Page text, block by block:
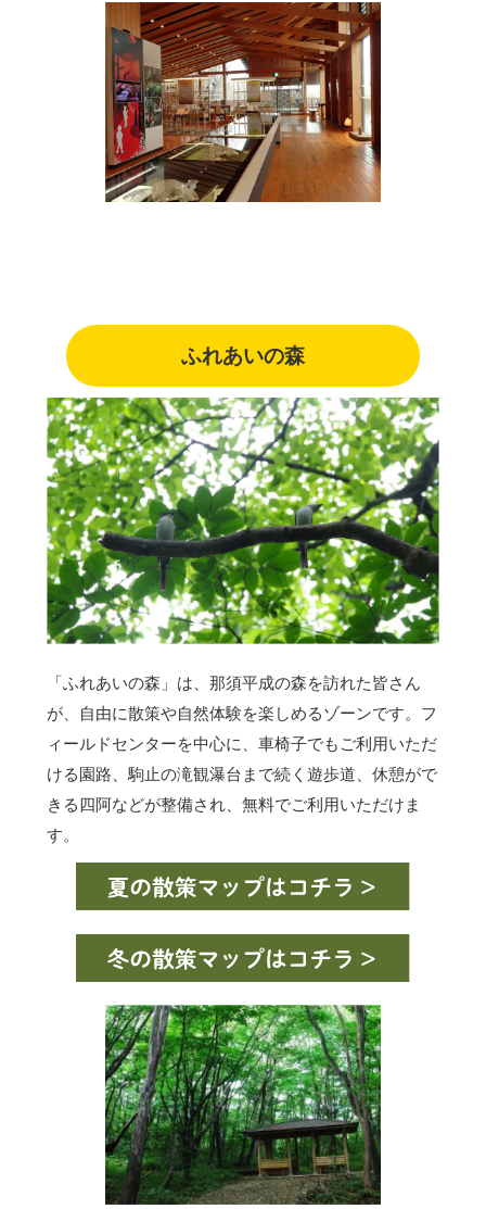
ふれあいの森
「ふれあいの森」は、那須平成の森を訪れた皆さん
が、自由に散策や自然体験を楽しめるゾーンです。フ
ィールドセンターを中心に、車椅子でもご利用いただ
ける園路、駒止の滝観瀑台まで続く遊歩道、休憩がで
きる四阿などが整備され、無料でご利用いただけま
す。